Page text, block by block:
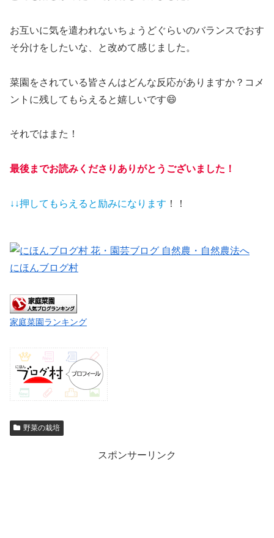
お互いに気を遣われないちょうどぐらいのバランスでおす
そ分けをしたいな、と改めて感じました。
菜園をされている皆さんはどんな反応がありますか？コメ
ントに残してもらえると嬉しいです😄
それではまた！
最後までお読みくださりありがとうございました！
↓↓押してもらえると 励みになります ！！
にほんブログ村
家庭菜園ランキング
野菜の栽培
スポンサーリンク